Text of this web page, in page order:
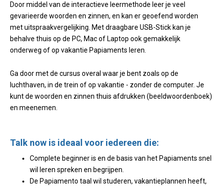
Door middel van de interactieve leermethode leer je veel
gevarieerde woorden en zinnen, en kan er geoefend worden
met uitspraakvergelijking. Met draagbare USB-Stick kan je
behalve thuis op de PC, Mac of Laptop ook gemakkelijk
onderweg of op vakantie Papiaments leren.
Ga door met de cursus overal waar je bent zoals op de
luchthaven, in de trein of op vakantie - zonder de computer. Je
kunt de woorden en zinnen thuis afdrukken (beeldwoordenboek)
en meenemen.
Talk now is ideaal voor iedereen die:
Complete beginner is en de basis van het Papiaments snel
wil leren spreken en begrijpen.
De Papiamento taal wil studeren, vakantieplannen heeft,